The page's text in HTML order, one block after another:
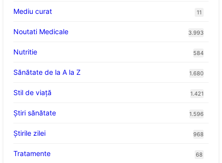
Mediu curat 11
Noutati Medicale 3.993
Nutritie 584
Sănătate de la A la Z 1.680
Stil de viaţă 1.421
Ştiri sănătate 1.596
Știrile zilei 968
Tratamente 68